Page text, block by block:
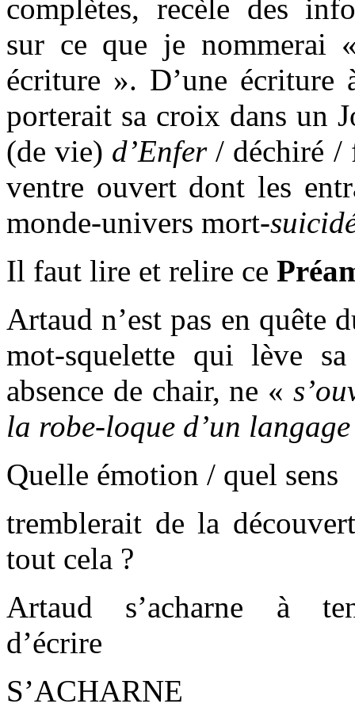
complètes, recèle des
sur ce que je nommerai
écriture ». D’une
porterait sa croix dans un
(de vie) d’Enfer/ déchiré /
ventre ouvert dont les
monde-univers mort-
Il faut lire et relire ce
Artaud n’est pas en quête
mot-squelette qui lève
absence de chair, ne «
la robe-loque d’un
Quelle émotion / quel sens
tremblerait de la
tout cela ?
Artaud s’acharne à
d’écrire
S’ACHARNE